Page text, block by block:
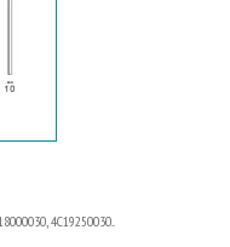
4C19250030...